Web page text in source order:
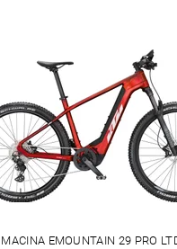
EMOUNTAIN 29 PRO